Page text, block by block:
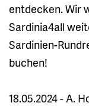
entdecken. Wir
Sardinia4all
Sardinien-
buchen!
18.05.2024 - A.